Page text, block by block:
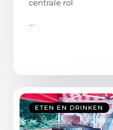
centrale rol
...
ETEN EN DRINKEN